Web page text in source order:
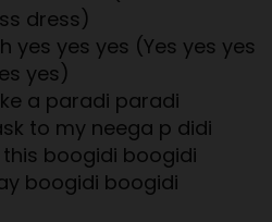
dress)
yes yes yes (Yes yes yes
yes)
a paradi paradi
to my neega p didi
boogidi boogidi
boogidi boogidi